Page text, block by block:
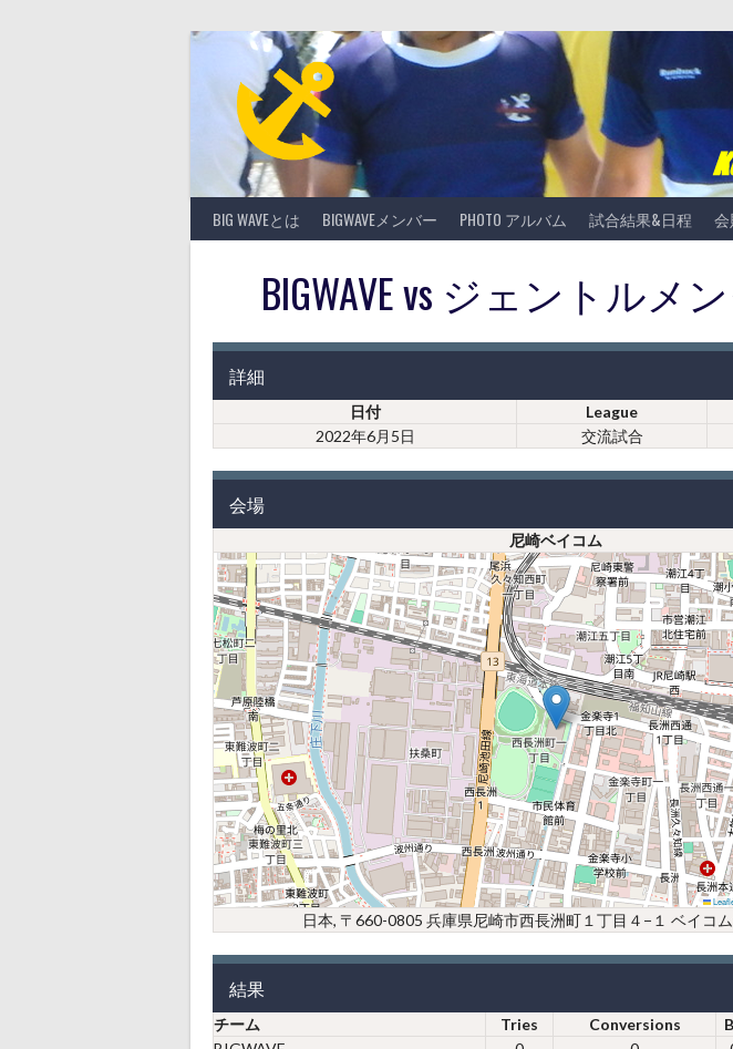
BIG WAVEとは BIGWAVEメンバー PHOTO アルバム 試合結果&日程
BIGWAVE vs ジェントルメ
詳細
日付 League
2022年6月5日
交流試合
会場
尼崎ベイコム
日本, 〒660-0805 兵庫県尼崎市西長洲町１丁目４−１ ベイコ
結果
チーム Tries Conversions